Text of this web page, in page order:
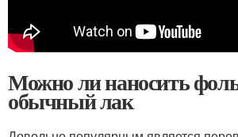
Можно ли наносить
обычный лак